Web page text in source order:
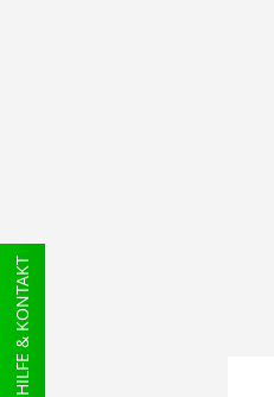
HILFE & KONTAKT